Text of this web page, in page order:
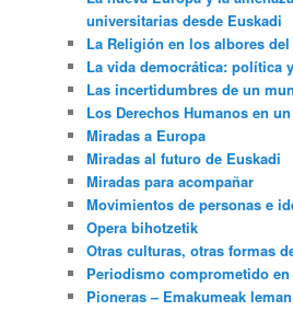
universitarias desde Euskadi
La Religión en los albores
La vida democrática: política
Las incertidumbres de un
Los Derechos Humanos en
Miradas a Europa
Miradas al futuro de Euskadi
Miradas para acompañar
Movimientos de personas e
Opera bihotzetik
Otras culturas, otras formas
Periodismo comprometido
Pioneras – Emakumeak leman